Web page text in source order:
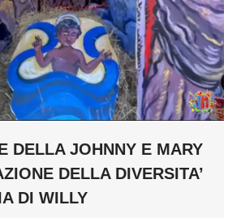
DELLA JOHNNY E MARY
DELLA DIVERSITA’
DI WILLY